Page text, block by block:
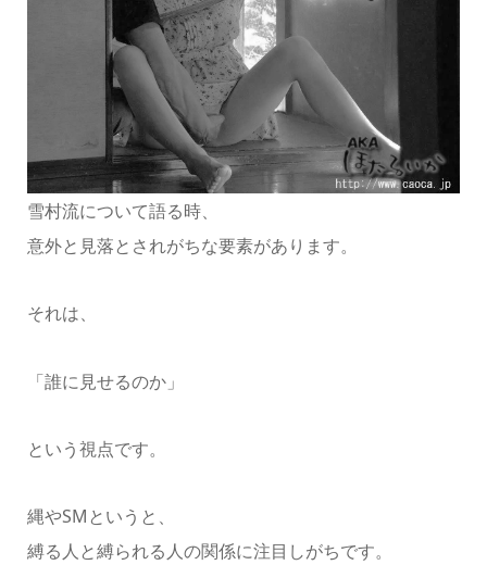
雪村流について語る時、
意外と見落とされがちな要素があります。
それは、
「誰に見せるのか」
という視点です。
縄やSMというと、
縛る人と縛られる人の関係に注目しがちです。